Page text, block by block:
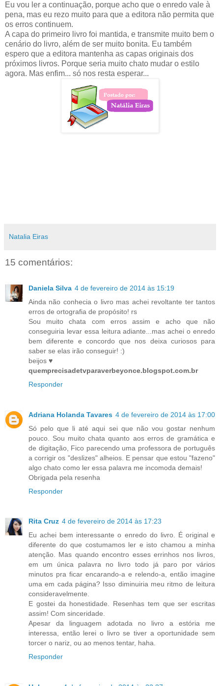
Eu vou ler a continuação, porque acho que o enredo vale à
pena, mas eu rezo muito para que a editora não permita que
os erros continuem.
A capa do primeiro livro foi mantida, e transmite muito bem o
cenário do livro, além de ser muito bonita. Eu também
espero que a editora mantenha as capas originais dos
próximos livros. Porque seria muito chato mudar o estilo
agora. Mas enfim... só nos resta esperar...
Natalia Eiras
15 comentários:
Daniela Silva 4 de fevereiro de 2014 às 15:19
Ainda não conhecia o livro mas achei revoltante ter tantos
erros de ortografia de propósito! rs
Sou muito chata com erros assim e acho que não
conseguiria levar essa leitura adiante...mas achei o enredo
bem diferente e concordo que nos deixa curiosos para
saber se elas irão conseguir! :)
beijos ♥
quemprecisadetvparaverbeyonce.blogspot.com.br
Responder
Adriana Holanda Tavares 4 de fevereiro de 2014 às 17:00
Só pelo que li até aqui sei que não vou gostar nenhum
pouco. Sou muito chata quanto aos erros de gramática e
de digitação, Fico parecendo uma professora de português
a corrigir os "deslizes" alheios. E pensar que estou "fazeno"
algo chato como ler essa palavra me incomoda demais!
Obrigada pela resenha
Responder
Rita Cruz 4 de fevereiro de 2014 às 17:23
Eu achei bem interessante o enredo do livro. É original e
diferente do que costumamos ler e isto chamou a minha
atenção. Mas quando encontro esses errinhos nos livros,
em um única palavra no livro todo já paro por vários
minutos pra ficar encarando-a e relendo-a, então imagine
uma em cada página? Isso diminuiria meu ritmo de leitura
consideravelmente.
E gostei da honestidade. Resenhas tem que ser escritas
assim! Com sinceridade.
Apesar da linguagem adotada no livro a estória me
interessa, então lerei o livro se tiver a oportunidade sem
torcer o nariz, ou ao menos tentar, haha.
Responder